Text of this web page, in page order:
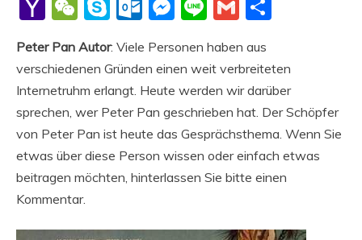
Yahoo
Mail
WeChat
SkypeOutlook.com
Messenger
LineGmail
Peter Pan Autor: Viele Personen haben aus
verschiedenen Gründen einen weit verbreiteten
Internetruhm erlangt. Heute werden wir darüber
sprechen, wer Peter Pan geschrieben hat. Der Schöpfer
von Peter Pan ist heute das Gesprächsthema. Wenn Sie
etwas über diese Person wissen oder einfach etwas
beitragen möchten, hinterlassen Sie bitte einen
Kommentar.